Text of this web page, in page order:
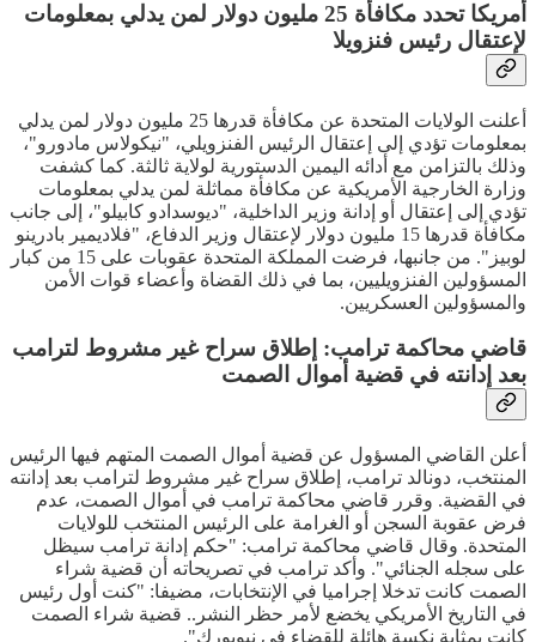
أمريكا تحدد مكافأة 25 مليون دولار لمن يدلي بمعلومات
لإعتقال رئيس فنزويلا
أعلنت الولايات المتحدة عن مكافأة قدرها 25 مليون دولار لمن يدلي
بمعلومات تؤدي إلى إعتقال الرئيس الفنزويلي، "نيكولاس مادورو"،
وذلك بالتزامن مع أدائه اليمين الدستورية لولاية ثالثة. كما كشفت
وزارة الخارجية الأمريكية عن مكافأة مماثلة لمن يدلي بمعلومات
تؤدي إلى إعتقال أو إدانة وزير الداخلية، "ديوسدادو كابيلو"، إلى جانب
مكافأة قدرها 15 مليون دولار لإعتقال وزير الدفاع، "فلاديمير بادرينو
لوبيز". من جانبها، فرضت المملكة المتحدة عقوبات على 15 من كبار
المسؤولين الفنزويليين، بما في ذلك القضاة وأعضاء قوات الأمن
والمسؤولين العسكريين.
قاضي محاكمة ترامب: إطلاق سراح غير مشروط لترامب
بعد إدانته في قضية أموال الصمت
أعلن القاضي المسؤول عن قضية أموال الصمت المتهم فيها الرئيس
المنتخب، دونالد ترامب، إطلاق سراح غير مشروط لترامب بعد إدانته
في القضية. وقرر قاضي محاكمة ترامب في أموال الصمت، عدم
فرض عقوبة السجن أو الغرامة على الرئيس المنتخب للولايات
المتحدة. وقال قاضي محاكمة ترامب: "حكم إدانة ترامب سيظل
على سجله الجنائي". وأكد ترامب في تصريحاته أن قضية شراء
الصمت كانت تدخلا إجراميا في الإنتخابات، مضيفا: "كنت أول رئيس
في التاريخ الأمريكي يخضع لأمر حظر النشر.. قضية شراء الصمت
كانت بمثابة نكسة هائلة للقضاء في نيويورك".